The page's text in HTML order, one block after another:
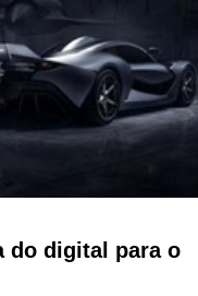
do digital para o